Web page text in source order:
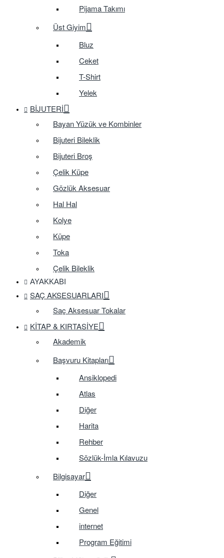
Pijama Takımı
Üst Giyim
Bluz
Ceket
T-Shirt
Yelek
BIJUTERI
Bayan Yüzük ve Kombinler
Bijuteri Bileklik
Bijuteri Broş
Çelik Küpe
Gözlük Aksesuar
Hal Hal
Kolye
Küpe
Toka
Çelik Bileklik
AYAKKABI
SAÇ AKSESUARLARI
Saç Aksesuar Tokalar
KITAP & KIRTASIYE
Akademik
Başvuru Kitapları
Ansiklopedi
Atlas
Diğer
Harita
Rehber
Sözlük-İmla Kılavuzu
Bilgisayar
Diğer
Genel
internet
Program Eğitimi